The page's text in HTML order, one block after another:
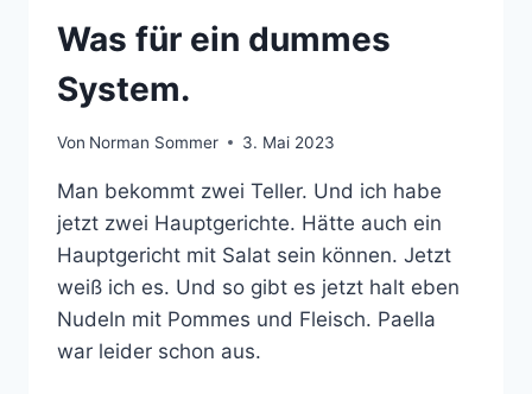
Was für ein dummes
System.
Von Norman Sommer 3. Mai 2023
Man bekommt zwei Teller. Und ich habe
jetzt zwei Hauptgerichte. Hätte auch ein
Hauptgericht mit Salat sein können. Jetzt
weiß ich es. Und so gibt es jetzt halt eben
Nudeln mit Pommes und Fleisch. Paella
war leider schon aus.